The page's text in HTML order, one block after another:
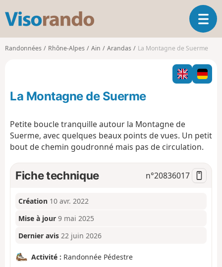
s
o
o
O
u
i
r
l
i
g
t
Randonnées Rhône-Alpes Ain Arandas La Montagne de Suerme
La Montagne de Suerme
Petite boucle tranquille autour la Montagne de
Suerme, avec quelques beaux points de vues. Un petit
bout de chemin goudronné mais pas de circulation.
Fiche technique n°20836017
Création 10 avr. 2022
Mise à jour 9 mai 2025
Dernier avis 22 juin 2026
Activité : Randonnée Pédestre